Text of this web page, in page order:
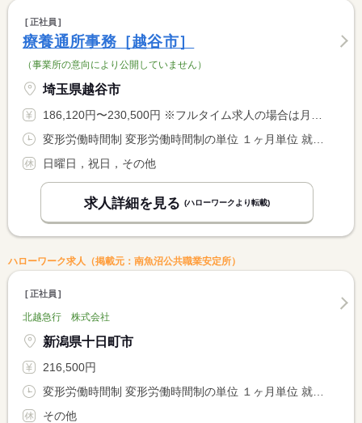
正社員
療養通所事務［越谷市］
（事業所の意向により公開していません）
埼玉県越谷市
186,120円〜230,500円 ※フルタイム求人の場合は月額（換算額）、パート求人の場合は時間額を表示しています。
日曜日，祝日，その他
求人詳細を見る (ハローワークより転載)
ハローワーク求人（掲載元：南魚沼公共職業安定所）
正社員
北越急行 株式会社
新潟県十日町市
216,500円
その他